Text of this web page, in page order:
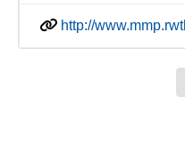
http://